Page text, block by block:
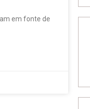
em fonte de